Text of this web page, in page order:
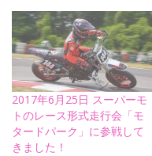
2017年6月25日 スーパーモ
トのレース形式走行会「モ
タードパーク」に参戦して
きました！